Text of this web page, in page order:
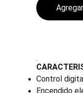
Control
Encendido